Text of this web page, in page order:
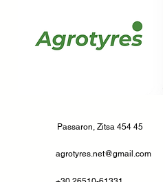
Passaron, Zitsa 454 45
agrotyres.net@gmail.com